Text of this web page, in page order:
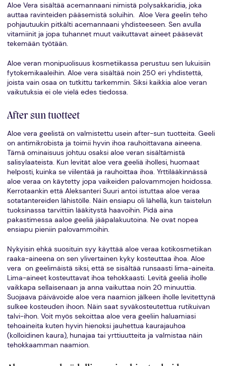
Aloe Vera sisältää acemannaani nimistä polysakkaridia, joka
auttaa ravinteiden pääsemistä soluihin. Aloe Vera geelin teho
pohjautuukin pitkälti acemannaani yhdisteeseen. Sen avulla
vitamiinit ja jopa tuhannet muut vaikuttavat aineet pääsevät
tekemään työtään.
Aloe veran monipuolisuus kosmetiikassa perustuu sen lukuisiin
fytokemikaaleihin. Aloe vera sisältää noin 250 eri yhdistettä,
joista vain osaa on tutkittu tarkemmin. Siksi kaikkia aloe veran
vaikutuksia ei ole vielä edes tiedossa.
After sun tuotteet
Aloe vera geelistä on valmistettu usein after-sun tuotteita. Geeli
on antimikrobista ja toimii hyvin ihoa rauhoittavana aineena.
Tämä ominaisuus johtuu osaksi aloe veran sisältämistä
salisylaateista. Kun levität aloe vera geeliä ihollesi, huomaat
helposti, kuinka se viilentää ja rauhoittaa ihoa. Yrttilääkinnässä
aloe veraa on käytetty jopa vaikeiden palovammojen hoidossa.
Kerrotaankin että Aleksanteri Suuri antoi istuttaa aloe veraa
sotatantereiden lähistölle. Näin ensiapu oli lähellä, kun taistelun
tuoksinassa tarvittiin lääkitystä haavoihin. Pidä aina
pakastimessa aaloe geeliä jääpalakuutoina. Ne ovat nopea
ensiapu pieniin palovammoihin.
Nykyisin ehkä suosituin syy käyttää aloe veraa kotikosmetiikan
raaka-aineena on sen ylivertainen kyky kosteuttaa ihoa. Aloe
vera on geelimäistä siksi, että se sisältää runsaasti lima-aineita.
Lima-aineet kosteuttavat ihoa tehokkaasti. Levitä geeliä iholle
vaikkapa sellaisenaan ja anna vaikuttaa noin 20 minuuttia.
Suojaava päivävoide aloe vera naamion jälkeen iholle levitettynä
sulkee kosteuden ihoon. Näin saat syväkosteutettua rutikuivan
talvi-ihon. Voit myös sekoittaa aloe vera geeliin haluamiasi
tehoaineita kuten hyvin hienoksi jauhettua kaurajauhoa
(kolloidinen kaura), hunajaa tai yrttiuutteita ja valmistaa näin
tehokkaamman naamion.